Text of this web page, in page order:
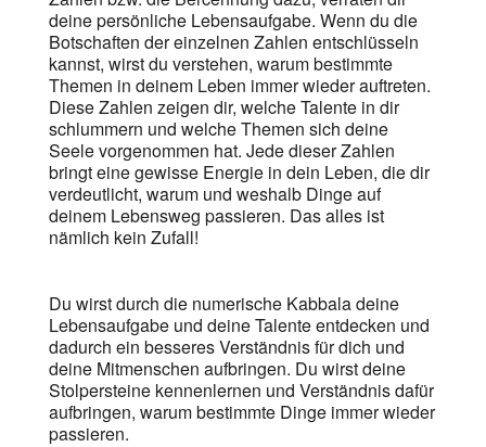
deine persönliche Lebensaufgabe. Wenn du die
Botschaften der einzelnen Zahlen entschlüsseln
kannst, wirst du verstehen, warum bestimmte
Themen in deinem Leben immer wieder auftreten.
Diese Zahlen zeigen dir, welche Talente in dir
schlummern und welche Themen sich deine
Seele vorgenommen hat. Jede dieser Zahlen
bringt eine gewisse Energie in dein Leben, die dir
verdeutlicht, warum und weshalb Dinge auf
deinem Lebensweg passieren. Das alles ist
nämlich kein Zufall!
Du wirst durch die numerische Kabbala deine
Lebensaufgabe und deine Talente entdecken und
dadurch ein besseres Verständnis für dich und
deine Mitmenschen aufbringen. Du wirst deine
Stolpersteine kennenlernen und Verständnis dafür
aufbringen, warum bestimmte Dinge immer wieder
passieren.